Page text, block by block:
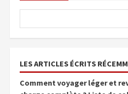
LES ARTICLES ÉCRITS
Comment voyager léger et